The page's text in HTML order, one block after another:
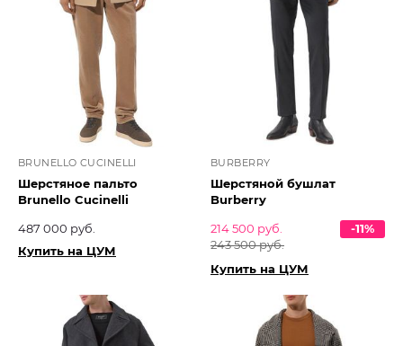
BRUNELLO CUCINELLI
Шерстяное пальто
Brunello Cucinelli
487 000 руб.
Купить на ЦУМ
BURBERRY
Шерстяной бушлат
Burberry
214 500 руб.
243 500 руб.
-11%
Купить на ЦУМ